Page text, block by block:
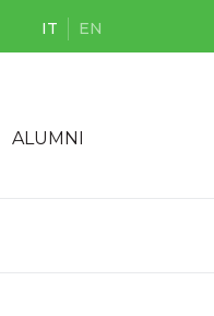
Cerca
IT EN
ALUMNI